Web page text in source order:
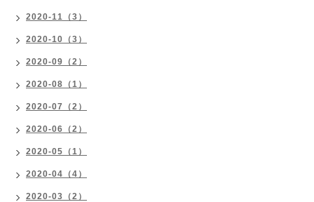
2020-11（3）
2020-10（3）
2020-09（2）
2020-08（1）
2020-07（2）
2020-06（2）
2020-05（1）
2020-04（4）
2020-03（2）